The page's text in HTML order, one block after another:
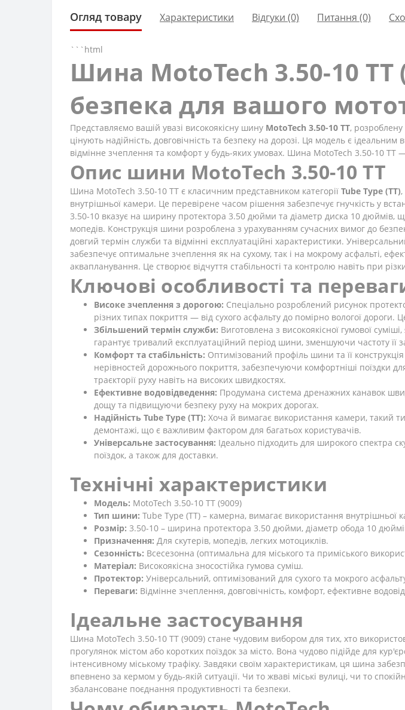
Огляд товару Характеристики Відгуки (0) Питання (0)
```html
Шина MotoTech 3.50-10 TT
безпека для вашого
Представляємо вашій увазі високоякісну шину MotoTech 3.50-10 TT, розроблену
цінують надійність, довговічність та безпеку на дорозі. Ця модель є
відмінне зчеплення та комфорт у будь-яких умовах. Шина MotoTech 3.50-10 TT
Опис шини MotoTech 3.50-10 TT
Шина MotoTech 3.50-10 TT є класичним представником категорії Tube Type (TT)
внутрішньої камери. Це перевірене часом рішення забезпечує гнучкість у
3.50-10 вказує на ширину протектора 3.50 дюйми та діаметр диска 10 дюймів,
мопедів. Конструкція шини розроблена з урахуванням сучасних вимог до
довгий термін служби та відмінні експлуатаційні характеристики.
забезпечує оптимальне зчеплення як на сухому, так і на мокрому асфальті,
аквапланування. Це створює відчуття стабільності та контролю навіть при
Ключові особливості та
Високе зчеплення з дорогою: Спеціально розроблений рисунок
різних типах покриття — від сухого асфальту до помірно вологої
Збільшений термін служби: Виготовлена з високоякісної гумової
гарантує тривалий експлуатаційний період шини, зменшуючи частоту її
Комфорт та стабільність: Оптимізований профіль шини та її
нерівностей дорожнього покриття, забезпечуючи комфортніші поїздки
траєкторії руху навіть на високих швидкостях.
Ефективне водовідведення: Продумана система дренажних канавок
дощу та підвищуючи безпеку руху на мокрих дорогах.
Надійність Tube Type (TT): Хоча й вимагає використання камери, такий
демонтажі, що є важливим фактором для багатьох користувачів.
Універсальне застосування: Ідеально підходить для широкого спектра
поїздок, а також для доставки.
Технічні характеристики
Модель: MotoTech 3.50-10 TT (9009)
Тип шини: Tube Type (TT) – камерна, вимагає використання внутрішньої
Розмір: 3.50-10 – ширина протектора 3.50 дюйми, діаметр обода 10
Призначення: Для скутерів, мопедів, легких мотоциклів.
Сезонність: Всесезонна (оптимальна для міського та приміського
Матеріал: Високоякісна зносостійка гумова суміш.
Протектор: Універсальний, оптимізований для сухого та мокрого
Переваги: Відмінне зчеплення, довговічність, комфорт, ефективне
Ідеальне застосування
Шина MotoTech 3.50-10 TT (9009) стане чудовим вибором для тих, хто
прогулянок містом або коротких поїздок за місто. Вона чудово підійде для
інтенсивному міському трафіку. Завдяки своїм характеристикам, ця шина
впевнено за кермом у будь-якій ситуації. Чи то жваві міські вулиці, чи то
збалансоване поєднання продуктивності та безпеки.